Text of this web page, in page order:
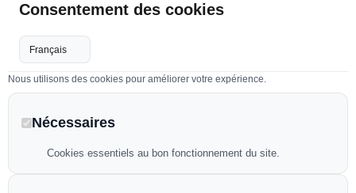
Accessoires piscines
Volets de piscines
Consentement des cookies
Nous utilisons des cookies pour améliorer votre expérience.
Nécessaires
Cookies essentiels au bon fonctionnement du site.